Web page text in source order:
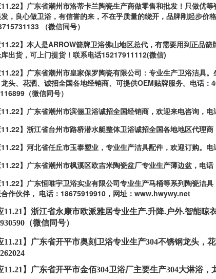
11.22】广东省潮州市洛蒂卡兰陶瓷生产商做零售和批发！ 只做优
，良心做卫浴，有信誉的来，不在乎质量的绕开，品牌刚起步价
（微信同号）
11.22】本人是ARROW箭牌卫浴佛山地区总代，有需要用到正品箭
出货，可上门提货！联系电话15217911112(微信)
11.22】广东省潮州市皇家保罗陶瓷有限公司：专业生产卫浴洁具。
头、花洒、诚招全国各地经销商、可提供OEM贴牌服务。电话
（微信同号）
11.22】广东省潮州市滨俪卫浴诚招全国经销商，欢迎来电咨询，
11.22】浙江省台州市路桥潜水艇整体卫浴诚招全国各地地区代理
11.22】河北省任丘市玉泰塑业，专业生产洁具配件，欢迎订购。
11.22】广东省潮州市枫溪区欧吉米陶瓷盆厂专业生产薄边盆，电
11.22】广东恒唯宇卫浴实业有限公司专业生产马桶等系列陶瓷洁具
作伙伴， 电话： 18675919910，网址：www.hwywy.net
11.21】浙江省永康市欧派雅居专业生产.升降.户外.智能晾
（微信同号）
11.21】广东省开平市奥刻卫浴专业生产304不锈钢龙头，
11.21】广东省开平市金佰304卫浴厂主要生产304大淋浴，